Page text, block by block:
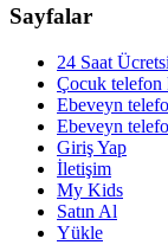
Sayfalar
24 Saat
Çocuk telefon
Ebeveyn
Ebeveyn
Giriş Yap
İletişim
My Kids
Satın Al
Yükle